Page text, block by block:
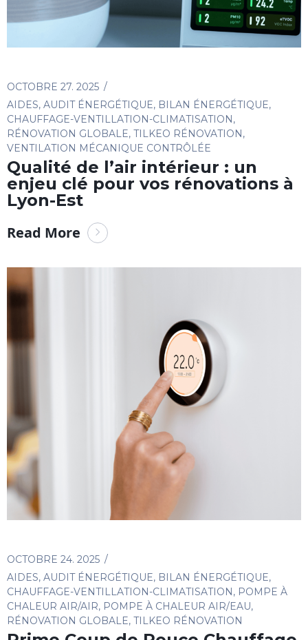
OCTOBRE 27. 2025
AIDES, AUDIT ÉNERGÉTIQUE, BILAN ÉNERGÉTIQUE,
CHAUFFAGE-VENTILLATION-CLIMATISATION,
RÉNOVATION GLOBALE, TILKEO RÉNOVATION,
VENTILATION MÉCANIQUE CONTRÔLÉE
Qualité de l’air intérieur : un
enjeu clé pour vos rénovations à
Lyon-Est
Read More
OCTOBRE 24. 2025
AIDES, AUDIT ÉNERGÉTIQUE, BILAN ÉNERGÉTIQUE,
CHAUFFAGE-VENTILLATION-CLIMATISATION, POMPE À
CHALEUR AIR/AIR, POMPE À CHALEUR AIR/EAU,
RÉNOVATION GLOBALE, TILKEO RÉNOVATION